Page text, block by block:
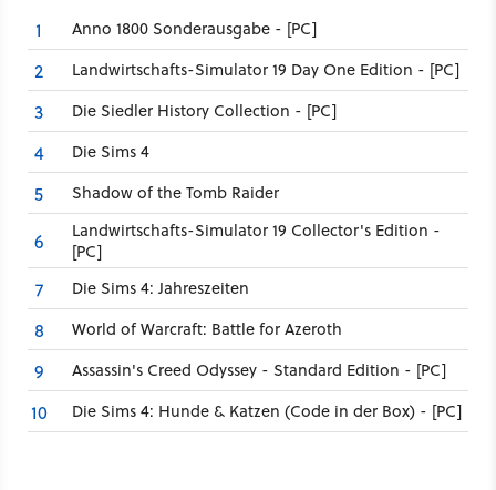
1 Anno 1800 Sonderausgabe - [PC]
2 Landwirtschafts-Simulator 19 Day One Edition - [PC]
3 Die Siedler History Collection - [PC]
4 Die Sims 4
5 Shadow of the Tomb Raider
6
Landwirtschafts-Simulator 19 Collector's Edition -
[PC]
7 Die Sims 4: Jahreszeiten
8 World of Warcraft: Battle for Azeroth
9 Assassin's Creed Odyssey - Standard Edition - [PC]
10 Die Sims 4: Hunde & Katzen (Code in der Box) - [PC]